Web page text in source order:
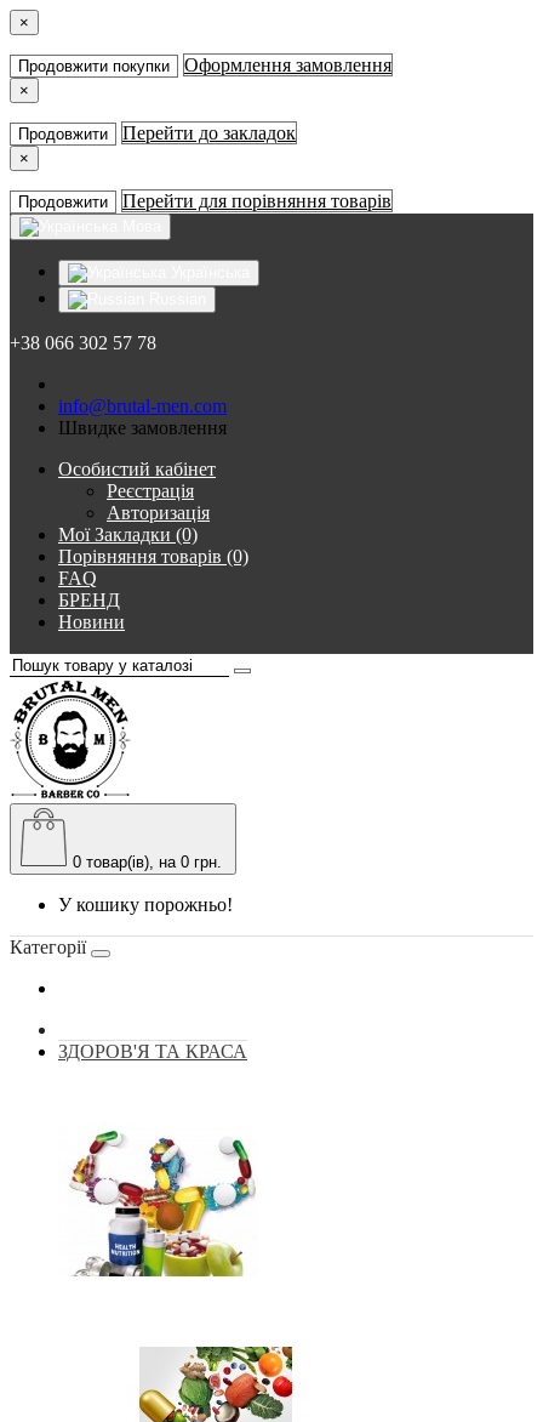
×
Продовжити покупки Оформлення замовлення
×
Продовжити Перейти до закладок
×
Продовжити Перейти для порівняння товарів
+38 066 302 57 78
info@brutal-men.com
Швидке замовлення
Особистий кабінет
Реєстрація
Авторизація
Мої Закладки (0)
Порівняння товарів (0)
FAQ
БРЕНД
Новини
0 товар(ів), на 0 грн.
У кошику порожньо!
Категорії
ЗДОРОВ'Я ТА КРАСА